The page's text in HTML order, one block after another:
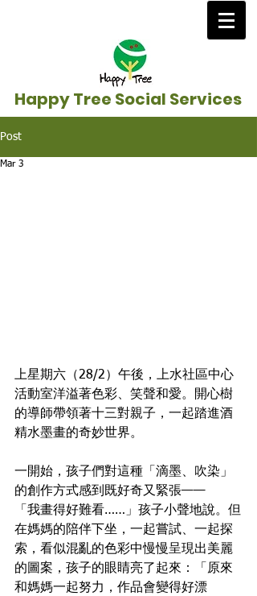
Happy Tree Social Services
Post
Mar 3
上星期六（28/2）午後，上水社區中心
活動室洋溢著色彩、笑聲和愛。開心樹
的導師帶領著十三對親子，一起踏進酒
精水墨畫的奇妙世界。
一開始，孩子們對這種「滴墨、吹染」
的創作方式感到既好奇又緊張——
「我畫得好難看……」孩子小聲地說。但
在媽媽的陪伴下坐，一起嘗試、一起探
索，看似混亂的色彩中慢慢呈現出美麗
的圖案，孩子的眼睛亮了起來：「原來
和媽媽一起努力，作品會變得好漂